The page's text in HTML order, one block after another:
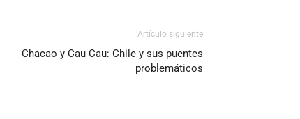
Artículo siguiente
Chacao y Cau Cau: Chile y sus puentes
problemáticos